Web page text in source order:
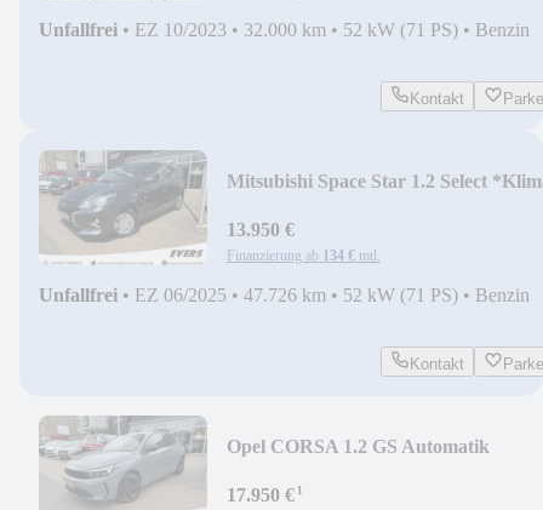
Unfallfrei • EZ 10/2023 • 32.000 km • 52 kW (71 PS) • Benzin
Kontakt
Mitsubishi Space Star 1.2 Select
13.950 €
Finanzierung ab 134 € mtl.
Unfallfrei • EZ 06/2025 • 47.726 km • 52 kW (71 PS) • Benzin
Kontakt
Opel CORSA 1.2 GS Automatik
17.950 €¹